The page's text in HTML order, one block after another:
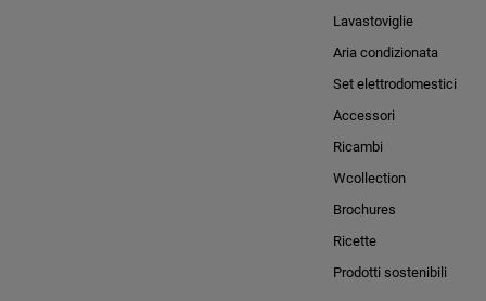
Lavastoviglie
Aria condizionata
Set elettrodomestici
Accessori
Ricambi
Wcollection
Brochures
Ricette
Prodotti sostenibili